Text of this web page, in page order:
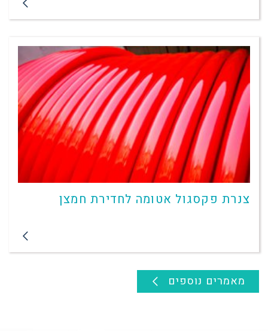
צנרת פקסגול אטומה לחדירת חמצן
מאמרים נוספים